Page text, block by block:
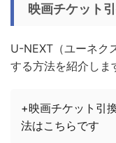
映画チケット
U-NEXT（ユーネク
する方法を紹介しま
+映画チケット引
法はこちらです